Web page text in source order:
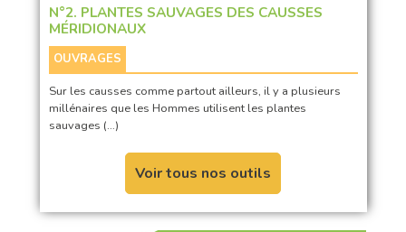
N°2. PLANTES SAUVAGES DES CAUSSES
MÉRIDIONAUX
OUVRAGES
Sur les causses comme partout ailleurs, il y a plusieurs
millénaires que les Hommes utilisent les plantes
sauvages (…)
Voir tous nos outils